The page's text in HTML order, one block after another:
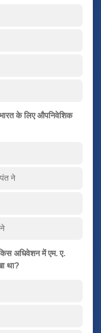
के लिए औपनिवेशिक
ने
अधिवेशन में एम. ए.
था?